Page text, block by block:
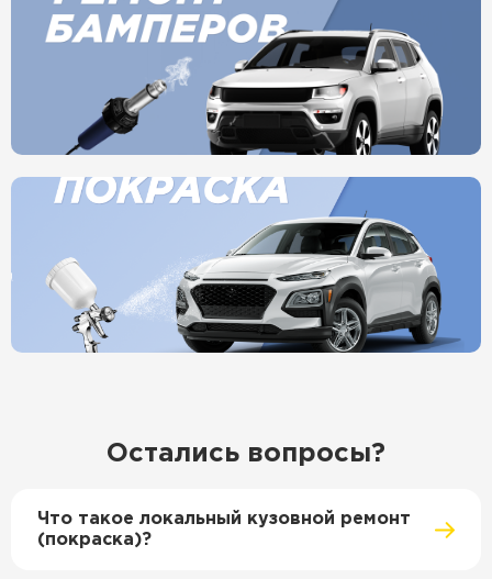
Остались вопросы?
Что такое локальный кузовной ремонт
(покраска)?